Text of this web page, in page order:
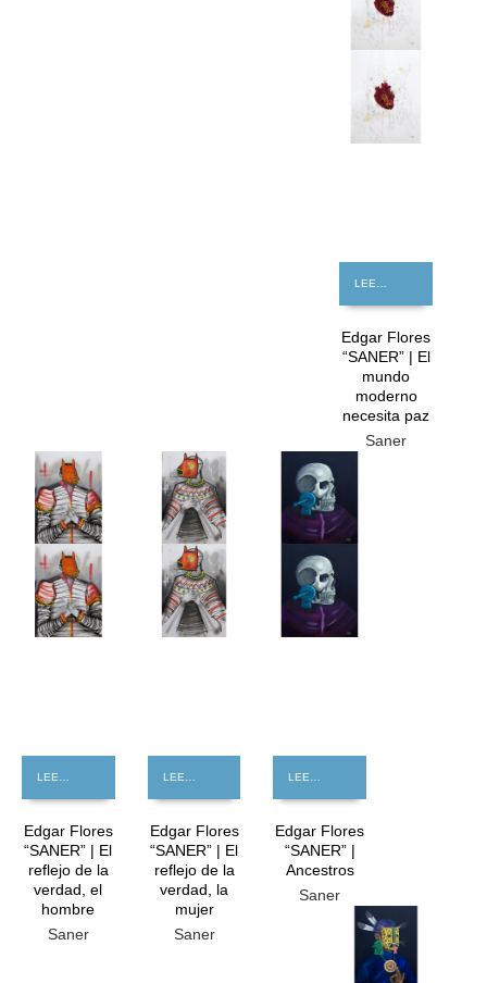
Edgar Flores
“SANER” | El
mundo
moderno
necesita paz
Saner
GRATIS
Edgar Flores
“SANER” | El
reflejo de la
verdad, el
hombre
Saner
GRATIS
Edgar Flores
“SANER” | El
reflejo de la
verdad, la
mujer
Saner
GRATIS
Edgar Flores
“SANER” |
Ancestros
Saner
GRATIS